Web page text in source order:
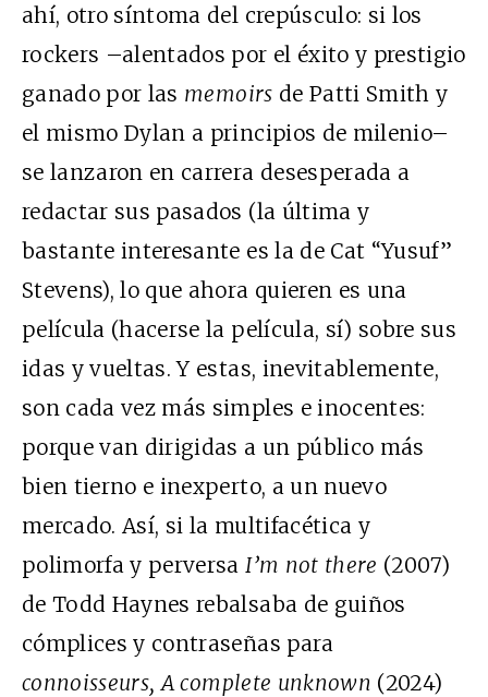
ahí, otro síntoma del crepúsculo: si los
rockers –alentados por el éxito y prestigio
ganado por las memoirs de Patti Smith y
el mismo Dylan a principios de milenio–
se lanzaron en carrera desesperada a
redactar sus pasados (la última y
bastante interesante es la de Cat “Yusuf”
Stevens), lo que ahora quieren es una
película (hacerse la película, sí) sobre sus
idas y vueltas. Y estas, inevitablemente,
son cada vez más simples e inocentes:
porque van dirigidas a un público más
bien tierno e inexperto, a un nuevo
mercado. Así, si la multifacética y
polimorfa y perversa I’m not there (2007)
de Todd Haynes rebalsaba de guiños
cómplices y contraseñas para
connoisseurs, A complete unknown (2024)